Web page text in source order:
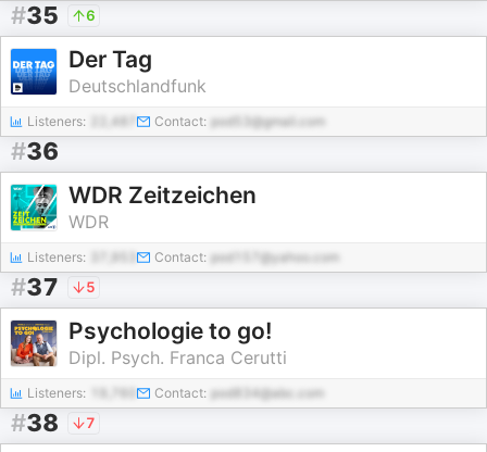
#35 6
Der Tag
Deutschlandfunk
Listeners: 22,487 Contact: pod53@gmail.com
#36
WDR Zeitzeichen
WDR
Listeners: Contact: pod157@yahoo.com
#37 5
Psychologie to go!
Dipl. Psych. Franca Cerutti
Listeners: Contact: pod834@abc.com
#38 7